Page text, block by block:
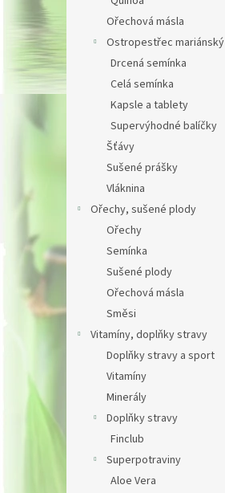
Ořechová másla
Ostropestřec mariánský
Drcená semínka
Celá semínka
Kapsle a tablety
Supervýhodné balíčky
Šťávy
Sušené prášky
Vláknina
Ořechy, sušené plody
Ořechy
Semínka
Sušené plody
Ořechová másla
Směsi
Vitamíny, doplňky stravy
Doplňky stravy a sport
Vitamíny
Minerály
Doplňky stravy
Finclub
Superpotraviny
Aloe Vera